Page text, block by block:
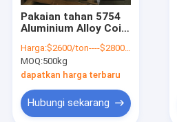
Pakaian tahan 5754
Aluminium Alloy Coil
Harga:$2600/ton----$2800/ton
MOQ:500kg
dapatkan harga terbaru
Hubungi sekarang